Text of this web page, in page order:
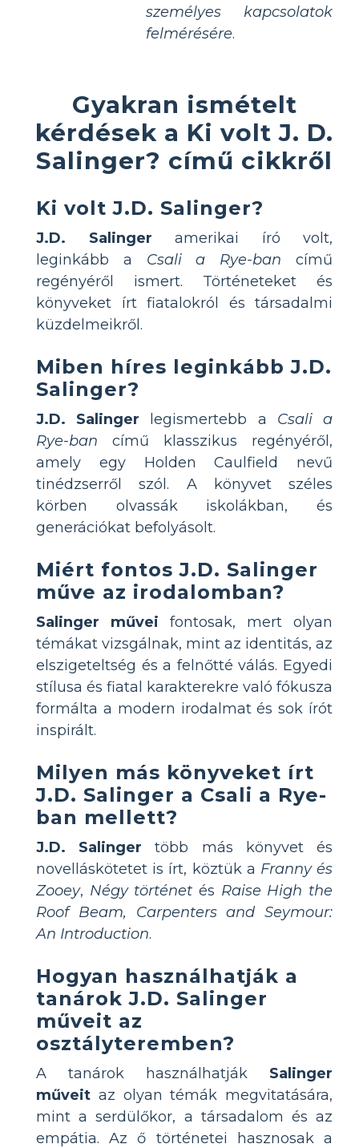
személyes kapcsolatok
felmérésére.
Gyakran ismételt
kérdések a Ki volt J. D.
Salinger? című cikkről
Ki volt J.D. Salinger?
J.D. Salinger amerikai író volt,
leginkább a Csali a Rye-ban című
regényéről ismert. Történeteket és
könyveket írt fiatalokról és társadalmi
küzdelmeikről.
Miben híres leginkább J.D.
Salinger?
J.D. Salinger legismertebb a Csali a
Rye-ban című klasszikus regényéről,
amely egy Holden Caulfield nevű
tinédzserről szól. A könyvet széles
körben olvassák iskolákban, és
generációkat befolyásolt.
Miért fontos J.D. Salinger
műve az irodalomban?
Salinger művei fontosak, mert olyan
témákat vizsgálnak, mint az identitás, az
elszigeteltség és a felnőtté válás. Egyedi
stílusa és fiatal karakterekre való fókusza
formálta a modern irodalmat és sok írót
inspirált.
Milyen más könyveket írt
J.D. Salinger a Csali a Rye-
ban mellett?
J.D. Salinger több más könyvet és
novelláskötetet is írt, köztük a Franny és
Zooey, Négy történet és Raise High the
Roof Beam, Carpenters and Seymour:
An Introduction.
Hogyan használhatják a
tanárok J.D. Salinger
műveit az
osztályteremben?
A tanárok használhatják Salinger
műveit az olyan témák megvitatására,
mint a serdülőkor, a társadalom és az
empátia. Az ő történetei hasznosak a